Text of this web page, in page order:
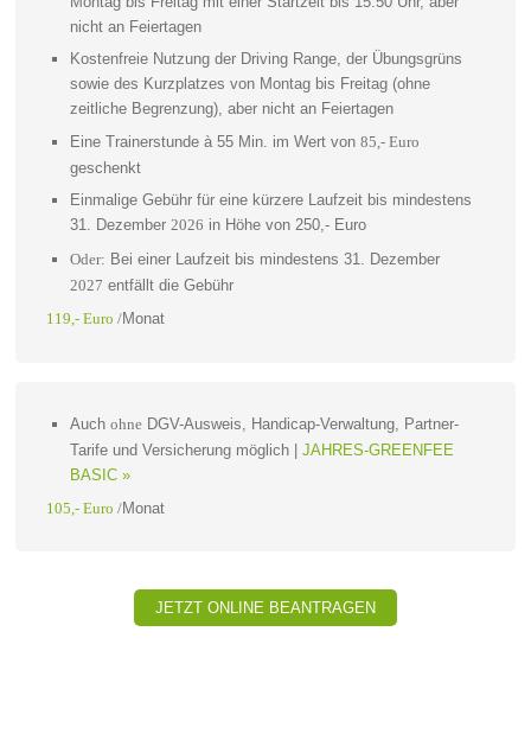
nicht an Feiertagen
Kostenfreie Nutzung der Driving Range, der Übungsgrüns
sowie des Kurzplatzes von Montag bis Freitag (ohne
zeitliche Begrenzung), aber nicht an Feiertagen
Eine Trainerstunde à 55 Min. im Wert von85,- Euro
geschenkt
Einmalige Gebühr für eine kürzere Laufzeit bis mindestens
31. Dezember2026 in Höhe von 250,- Euro
Oder: Bei einer Laufzeit bis mindestens 31. Dezember
2027 entfällt die Gebühr
119,- Euro /Monat
Auchohne DGV-Ausweis, Handicap-Verwaltung, Partner-
Tarife und Versicherung möglich |JAHRES-GREENFEE
BASIC »
105,- Euro /Monat
JETZT ONLINE BEANTRAGEN